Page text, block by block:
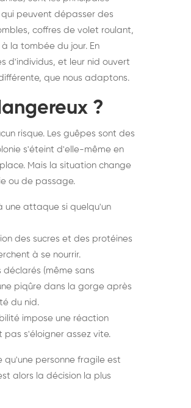
peuvent dépasser des
coffres de volet roulant,
la tombée du jour. En
d'individus, et leur nid ouvert
que nous adaptons.
?
risque. Les guêpes sont des
s'éteint d'elle-même en
Mais la situation change
ou de passage.
une attaque si quelqu'un
des sucres et des protéines
à se nourrir.
(même sans
piqûre dans la gorge après
du nid.
impose une réaction
s'éloigner assez vite.
qu'une personne fragile est
alors la décision la plus